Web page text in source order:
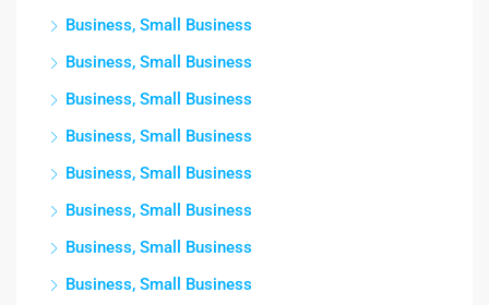
Business, Small Business
Business, Small Business
Business, Small Business
Business, Small Business
Business, Small Business
Business, Small Business
Business, Small Business
Business, Small Business